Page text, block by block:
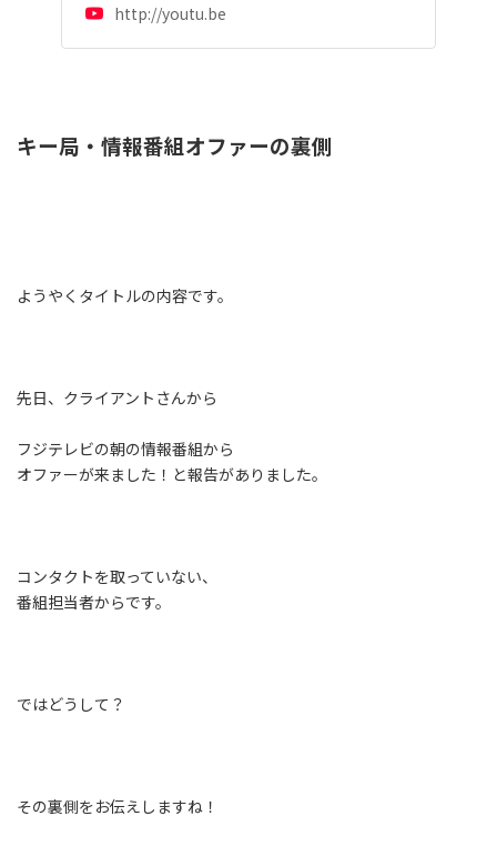
http://youtu.be
キー局・情報番組オファーの裏側
ようやくタイトルの内容です。
先日、クライアントさんから
フジテレビの朝の情報番組から
オファーが来ました！と報告がありました。
コンタクトを取っていない、
番組担当者からです。
ではどうして？
その裏側をお伝えしますね！